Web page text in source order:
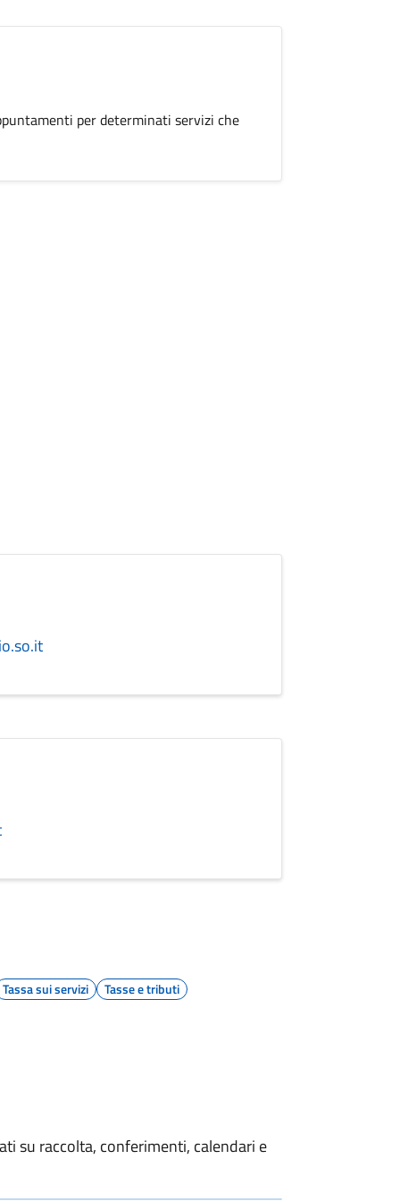
per determinati servizi che
Tassa sui servizi Tasse e tributi
su raccolta, conferimenti, calendari e